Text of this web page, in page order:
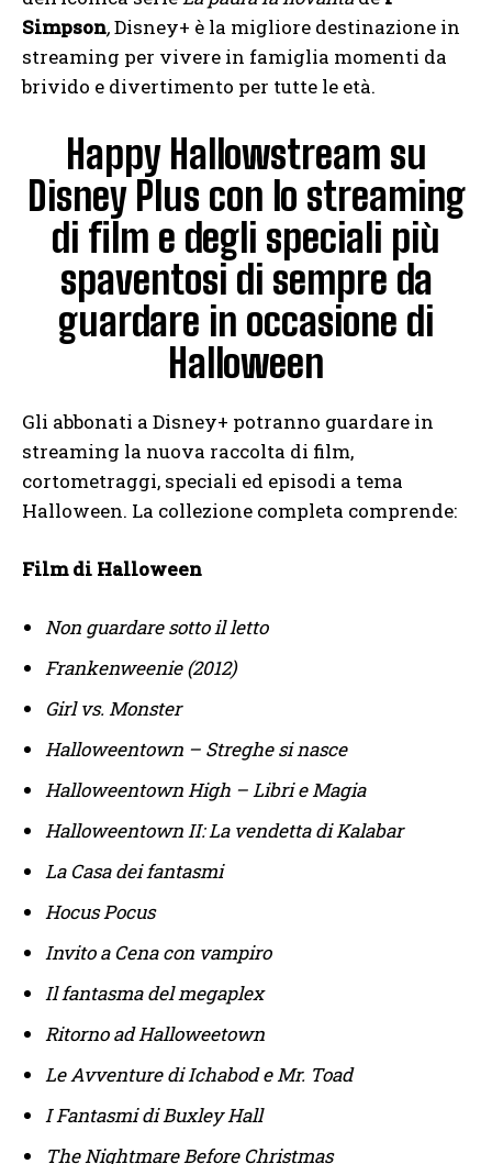
Simpson,Disney+ è la migliore destinazione in
streaming per vivere in famiglia momenti da
brivido e divertimento per tutte le età.
Happy Hallowstream su
Disney Plus con lo streaming
di film e degli speciali più
spaventosi di sempre da
guardare in occasione di
Halloween
Gli abbonati a Disney+ potranno guardare in
streaming la nuova raccolta di film,
cortometraggi, speciali ed episodi a tema
Halloween. La collezione completa comprende:
Film di Halloween
Non guardare sotto il letto
Frankenweenie (2012)
Girl vs. Monster
Halloweentown – Streghe si nasce
Halloweentown High – Libri e Magia
Halloweentown II: La vendetta di Kalabar
La Casa dei fantasmi
Hocus Pocus
Invito a Cena con vampiro
Il fantasma del megaplex
Ritorno ad Halloweetown
Le Avventure di Ichabod e Mr. Toad
I Fantasmi di Buxley Hall
The Nightmare Before Christmas